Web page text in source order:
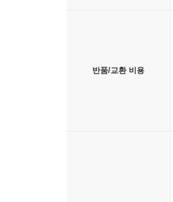
반품/교환 비용